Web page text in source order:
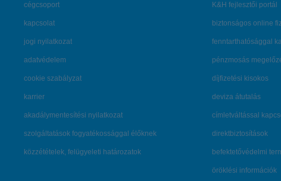
cégcsoport
kapcsolat
jogi nyilatkozat
adatvédelem
cookie szabályzat
karrier
akadálymentesítési nyilatkozat
szolgáltatások fogyatékossággal élőknek
közzétételek, felügyeleti határozatok
K&H fejlesztői portál
biztonságos online
fenntarthatósággal
pénzmosás
díjfizetési kisokos
deviza átutalás
címletváltással
direktbiztosítások
befektetővédelmi
öröklési információk